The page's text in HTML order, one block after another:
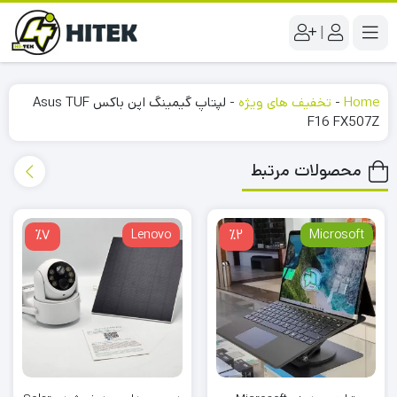
|
Home
- تخفیف های ویژه -
لپتاپ گیمینگ اپن باکس Asus TUF
F16 FX507Z
محصولات مرتبط
٪2 Microsoft ٪7 Lenovo